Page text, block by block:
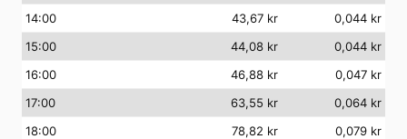
14:00 43,67 kr
0,044 kr
15:00 44,08 kr
0,044 kr
16:00 46,88 kr
0,047 kr
17:00 63,55 kr
0,064 kr
18:00 78,82 kr
0,079 kr